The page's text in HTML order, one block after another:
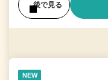
後で見る
NEW